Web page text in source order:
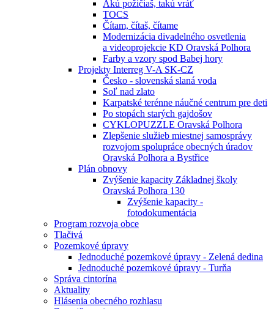
Akú požičiaš, takú vráť
TOCS
Čítam, čítaš, čítame
Modernizácia divadelného osvetlenia
a videoprojekcie KD Oravská Polhora
Farby a vzory spod Babej hory
Projekty Interreg V-A SK-CZ
Česko - slovenská slaná voda
Soľ nad zlato
Karpatské terénne náučné centrum pre deti
Po stopách starých gajdošov
CYKLOPUZZLE Oravská Polhora
Zlepšenie služieb miestnej samosprávy
rozvojom spolupráce obecných úradov
Oravská Polhora a Bystřice
Plán obnovy
Zvýšenie kapacity Základnej školy
Oravská Polhora 130
Zvýšenie kapacity -
fotodokumentácia
Program rozvoja obce
Tlačivá
Pozemkové úpravy
Jednoduché pozemkové úpravy - Zelená dedina
Jednoduché pozemkové úpravy - Turňa
Správa cintorína
Aktuality
Hlásenia obecného rozhlasu